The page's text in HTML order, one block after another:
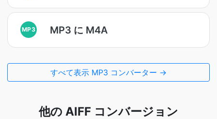
MP3 MP3 に M4A
すべて表示 MP3 コンバーター →
他の AIFF コンバージョン